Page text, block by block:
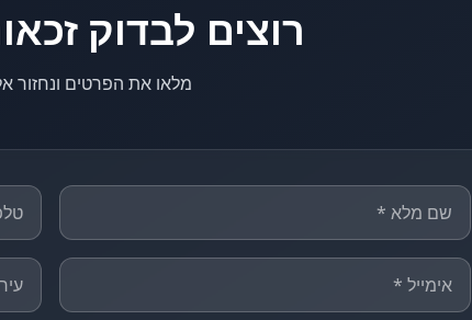
רוצים לבדוק
מלאו את הפרטים ונחזור